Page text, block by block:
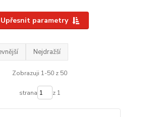
Upřesnit parametry
Nejdražší
Zobrazuji 1-50 z 50
strana z 1